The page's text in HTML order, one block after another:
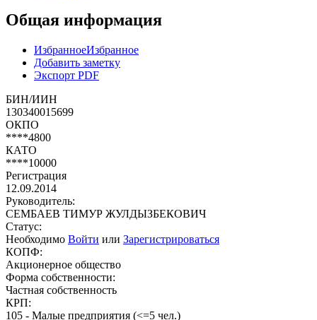
Общая информация
ИзбранноеИзбранное
Добавить заметку
Экспорт PDF
БИН/ИИН
130340015699
ОКПО
****4800
КАТО
****10000
Регистрация
12.09.2014
Руководитель:
СЕМБАЕВ ТИМУР ЖУЛДЫЗБЕКОВИЧ
Статус:
Необходимо Войти или Зарегистрироваться
КОПФ:
Акционерное общество
Форма собственности:
Частная собственность
КРП:
105 - Малые предприятия (<=5 чел.)